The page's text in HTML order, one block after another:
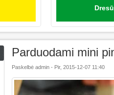
Parduodami mini
Paskelbė admin - Pir, 2015-12-07 11:40